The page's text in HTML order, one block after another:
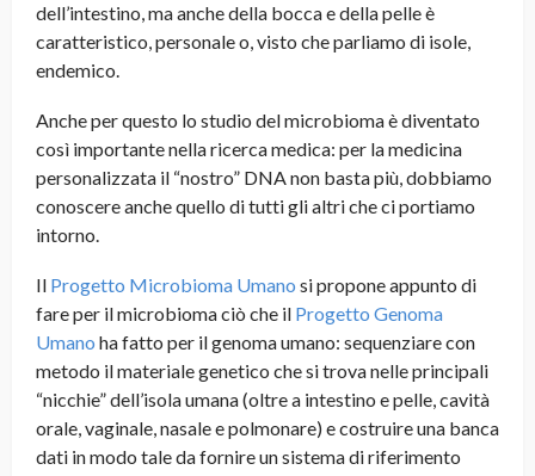
dell’intestino, ma anche della bocca e della pelle è
caratteristico, personale o, visto che parliamo di isole,
endemico.
Anche per questo lo studio del microbioma è diventato
così importante nella ricerca medica: per la medicina
personalizzata il “nostro” DNA non basta più, dobbiamo
conoscere anche quello di tutti gli altri che ci portiamo
intorno.
Il Progetto Microbioma Umano si propone appunto di
fare per il microbioma ciò che il Progetto Genoma
Umano ha fatto per il genoma umano: sequenziare con
metodo il materiale genetico che si trova nelle principali
“nicchie” dell’isola umana (oltre a intestino e pelle, cavità
orale, vaginale, nasale e polmonare) e costruire una banca
dati in modo tale da fornire un sistema di riferimento